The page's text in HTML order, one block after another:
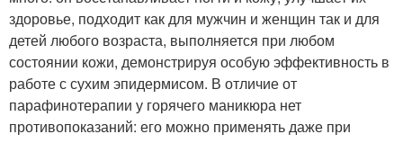
здоровье, подходит как для мужчин и женщин так и для
детей любого возраста, выполняется при любом
состоянии кожи, демонстрируя особую эффективность в
работе с сухим эпидермисом. В отличие от
парафинотерапии у горячего маникюра нет
противопоказаний: его можно применять даже при